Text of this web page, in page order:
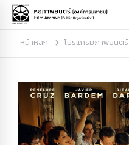
หน้าหลัก โปรแกรมภาพยนตร์